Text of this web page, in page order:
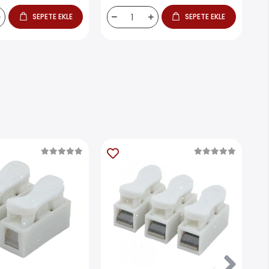
SEPETE EKLE SEPETE EKLE